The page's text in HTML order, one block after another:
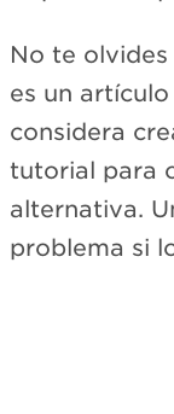
No te
es un
considera
tutorial para
alternativa.
problema si